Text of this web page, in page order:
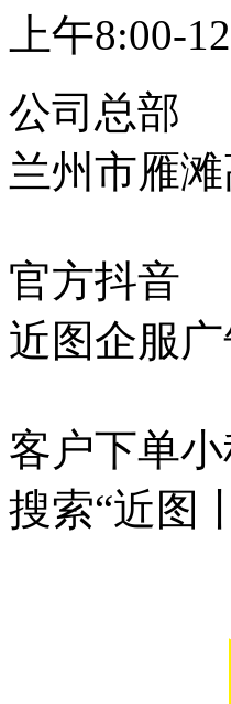
上午8:00-
公司总部
兰州市雁
官方抖音
近图企服
客户下单
搜索“近图